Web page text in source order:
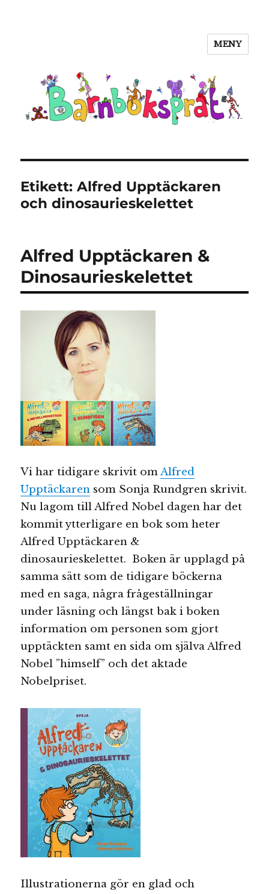
MENY
Etikett:Alfred Upptäckaren
och dinosaurieskelettet
Alfred Upptäckaren &
Dinosaurieskelettet
Vi har tidigare skrivit omAlfred
Upptäckaren som Sonja Rundgren skrivit.
Nu lagom till Alfred Nobel dagen har det
kommit ytterligare en bok som heter
Alfred Upptäckaren &
dinosaurieskelettet. Boken är upplagd på
samma sätt som de tidigare böckerna
med en saga, några frågeställningar
under läsning och längst bak i boken
information om personen som gjort
upptäckten samt en sida om själva Alfred
Nobel ”himself” och det aktade
Nobelpriset.
Illustrationerna gör en glad och